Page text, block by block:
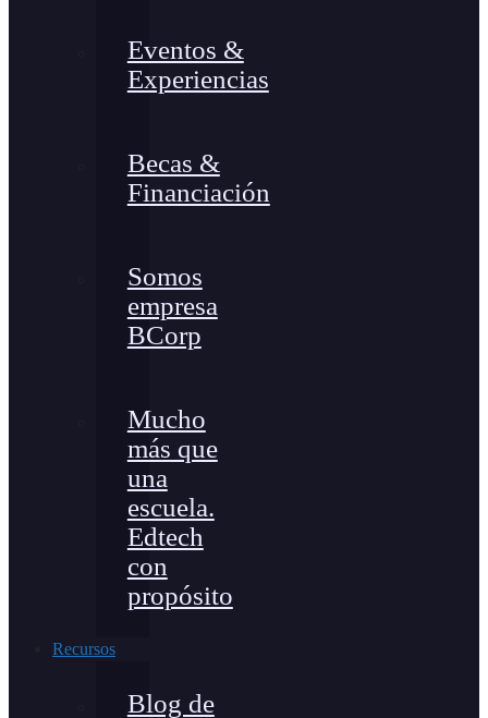
Eventos &
Experiencias
Becas &
Financiación
Somos
empresa
BCorp
Mucho
más que
una
escuela.
Edtech
con
propósito
Recursos
Blog de